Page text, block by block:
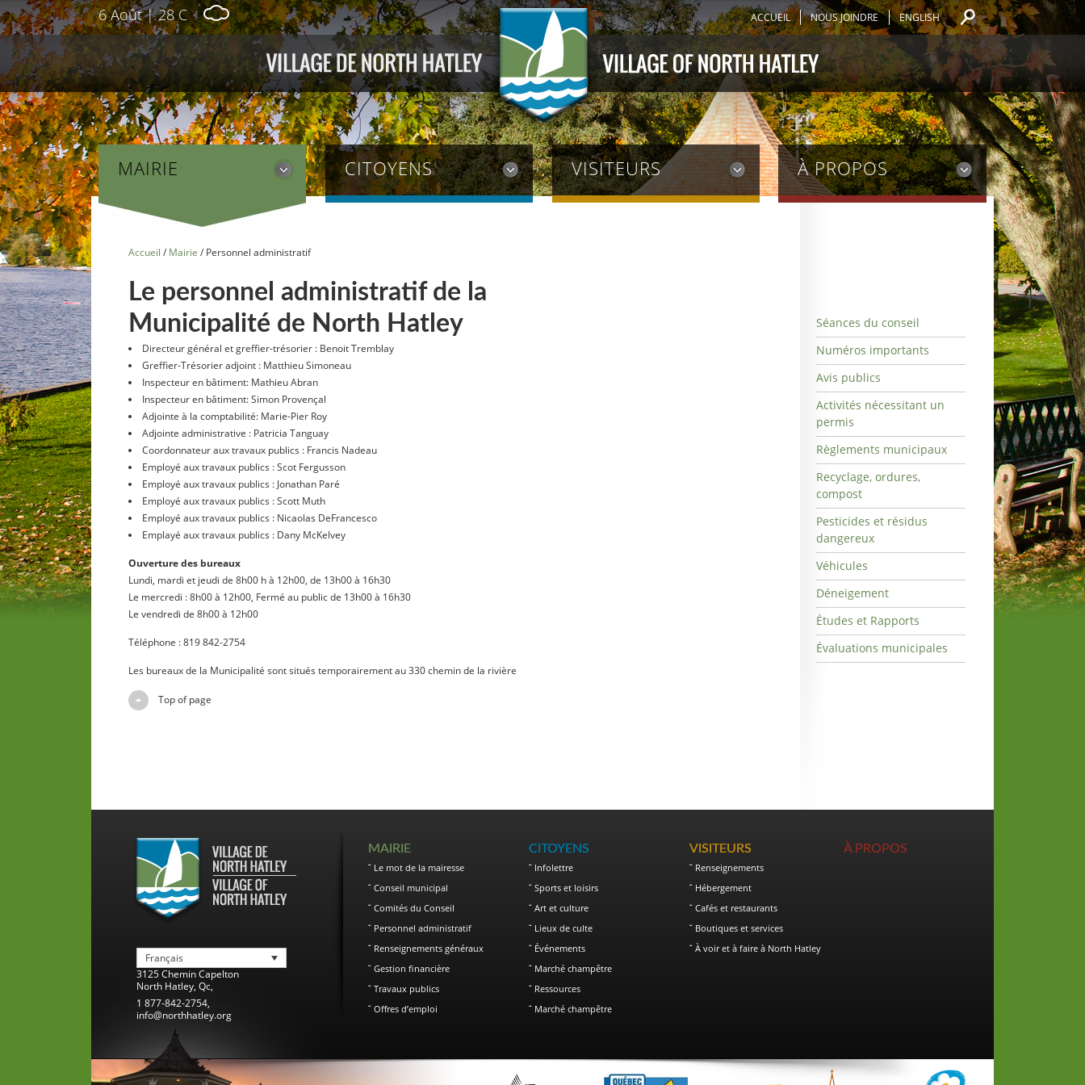
6 Août | 28 C ACCUEIL NOUS JOINDRE ENGLISH
MAIRIE CITOYENS VISITEURS À PROPOS
Accueil / Mairie / Personnel administratif
Le personnel administratif de la
Municipalité de North Hatley
Directeur général et greffier-trésorier : Benoit Tremblay
Greffier-Trésorier adjoint : Matthieu Simoneau
Inspecteur en bâtiment: Mathieu Abran
Inspecteur en bâtiment: Simon Provençal
Adjointe à la comptabilité: Marie-Pier Roy
Adjointe administrative : Patricia Tanguay
Coordonnateur aux travaux publics : Francis Nadeau
Employé aux travaux publics : Scot Fergusson
Employé aux travaux publics : Jonathan Paré
Employé aux travaux publics : Scott Muth
Employé aux travaux publics : Nicaolas DeFrancesco
Emplayé aux travaux publics : Dany McKelvey
Ouverture des bureaux
Lundi, mardi et jeudi de 8h00 h à 12h00, de 13h00 à 16h30
Le mercredi : 8h00 à 12h00, Fermé au public de 13h00 à 16h30
Le vendredi de 8h00 à 12h00
Téléphone : 819 842-2754
Les bureaux de la Municipalité sont situés temporairement au 330 chemin de la rivière
Top of page
Séances du conseil
Numéros importants
Avis publics
Activités nécessitant un
permis
Règlements municipaux
Recyclage, ordures,
compost
Pesticides et résidus
dangereux
Véhicules
Déneigement
Études et Rapports
Évaluations municipales
Français
3125 Chemin Capelton
North Hatley, Qc,
1 877-842-2754,
info@northhatley.org
MAIRIE
Le mot de la mairesse
Conseil municipal
Comités du Conseil
Personnel administratif
Renseignements généraux
Gestion financière
Travaux publics
Offres d’emploi
CITOYENS
Infolettre
Sports et loisirs
Art et culture
Lieux de culte
Événements
Marché champêtre
Ressources
Marché champêtre
VISITEURS
Renseignements
Hébergement
Cafés et restaurants
Boutiques et services
À voir et à faire à North Hatley
À PROPOS